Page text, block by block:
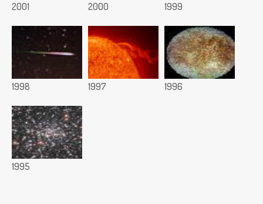
2001 2000 1999
1998 1997 1996
1995